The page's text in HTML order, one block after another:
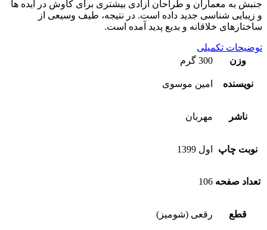
جنبش به معماران و طراحان آزادی بیشتری برای کاوش در ایده ها
و زیبایی شناسی جدید داده است. در نتیجه، طیف وسیعی از
ساختارهای خلاقانه و بدیع پدید آمده است.
توضیحات تکمیلی
وزن
300 گرم
نویسنده امین موسوی
ناشر مهربان
نوبت چاپ اول 1399
تعداد صفحه 106
قطع رقعی (شومیز)